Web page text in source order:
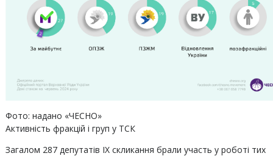
Фото: надано «ЧЕСНО»
Активність фракцій і груп у ТСК
Загалом 287 депутатів IX скликання брали участь у роботі тих